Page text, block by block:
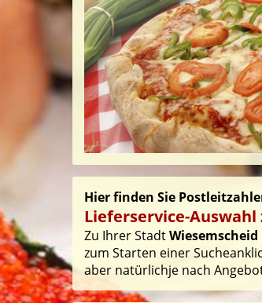
Hier finden Sie
Lieferservice-
Zu Ihrer StadtWiesemscheid
zum Starten einer
aber natürlichje nach